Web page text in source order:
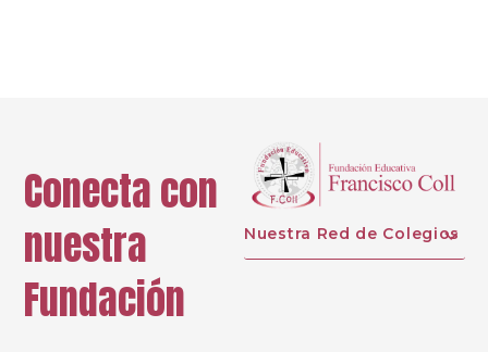
Conecta con
nuestra
Fundación
Nuestra Red de Colegios